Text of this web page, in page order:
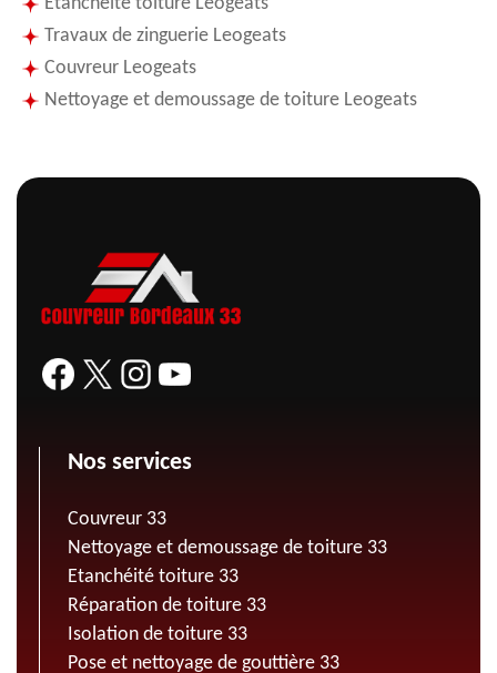
Travaux de zinguerie Leogeats
Couvreur Leogeats
Nettoyage et demoussage de toiture Leogeats
Nos services
Couvreur 33
Nettoyage et demoussage de toiture 33
Etanchéité toiture 33
Réparation de toiture 33
Isolation de toiture 33
Pose et nettoyage de gouttière 33